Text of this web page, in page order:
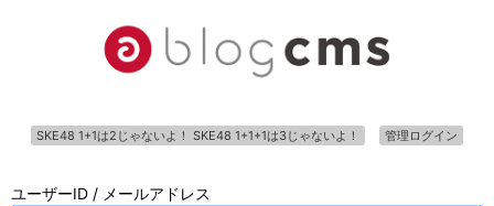
SKE48 1+1は2じゃないよ！ SKE48 1+1+1は3じゃないよ！ 管理ログイン
ユーザーID / メールアドレス